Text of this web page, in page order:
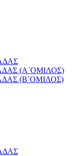
(Α΄ΟΜΙΛΟΣ)
(Β΄ΟΜΙΛΟΣ)